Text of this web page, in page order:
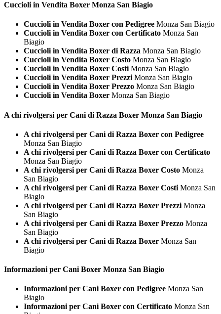
Cuccioli in Vendita Boxer Monza San Biagio
Cuccioli in Vendita Boxer con Pedigree Monza San Biagio
Cuccioli in Vendita Boxer con Certificato Monza San
Biagio
Cuccioli in Vendita Boxer di Razza Monza San Biagio
Cuccioli in Vendita Boxer Costo Monza San Biagio
Cuccioli in Vendita Boxer Costi Monza San Biagio
Cuccioli in Vendita Boxer Prezzi Monza San Biagio
Cuccioli in Vendita Boxer Prezzo Monza San Biagio
Cuccioli in Vendita Boxer Monza San Biagio
A chi rivolgersi per Cani di Razza Boxer Monza San Biagio
A chi rivolgersi per Cani di Razza Boxer con Pedigree
Monza San Biagio
A chi rivolgersi per Cani di Razza Boxer con Certificato
Monza San Biagio
A chi rivolgersi per Cani di Razza Boxer Costo Monza
San Biagio
A chi rivolgersi per Cani di Razza Boxer Costi Monza San
Biagio
A chi rivolgersi per Cani di Razza Boxer Prezzi Monza
San Biagio
A chi rivolgersi per Cani di Razza Boxer Prezzo Monza
San Biagio
A chi rivolgersi per Cani di Razza Boxer Monza San
Biagio
Informazioni per Cani Boxer Monza San Biagio
Informazioni per Cani Boxer con Pedigree Monza San
Biagio
Informazioni per Cani Boxer con Certificato Monza San